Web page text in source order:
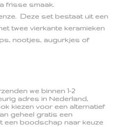
frisse smaak.
Deze set bestaat uit een
twee vierkante keramieken
nootjes, augurkjes of
we binnen 1-2
adres in Nederland,
kiezen voor een alternatief
geheel gratis een
een boodschap naar keuze